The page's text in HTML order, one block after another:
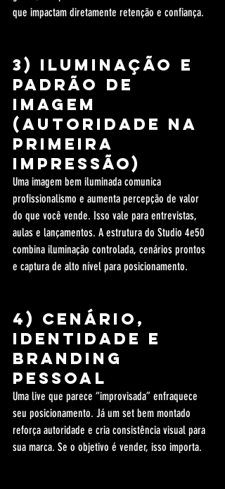
que impactam diretamente retenção e confiança.
3) Iluminação e
padrão de
imagem
(autoridade na
primeira
impressão)
Uma imagem bem iluminada comunica
profissionalismo e aumenta percepção de valor
do que você vende. Isso vale para entrevistas,
aulas e lançamentos. A estrutura do Studio 4e50
combina iluminação controlada, cenários prontos
e captura de alto nível para posicionamento.
4) Cenário,
identidade e
branding
pessoal
Uma live que parece “improvisada” enfraquece
seu posicionamento. Já um set bem montado
reforça autoridade e cria consistência visual para
sua marca. Se o objetivo é vender, isso importa.